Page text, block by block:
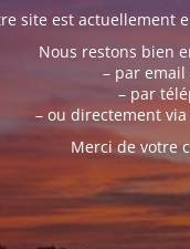
site est actuellement
Nous restons bien
– par email
– par
– ou directement
Merci de votre